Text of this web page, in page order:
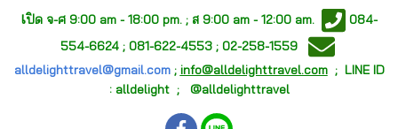
เปิด จ-ศ 9:00 am - 18:00 pm. ; ส 9:00 am - 12:00 am.
084-
554-6624 ; 081-622-4553 ; 02-258-1559
alldelighttravel@gmail.com; info@alldelighttravel.com; LINE ID
: alldelight ; @alldelighttravel